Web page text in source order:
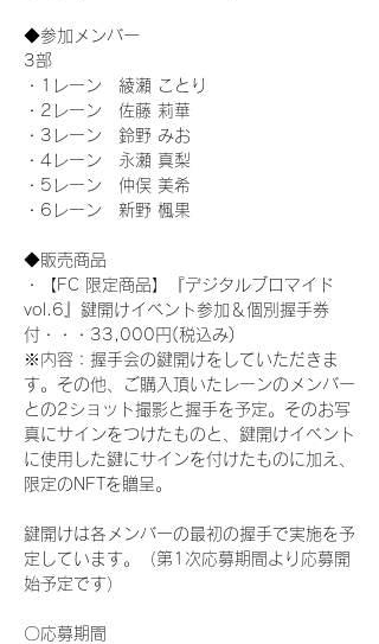
◆参加メンバー
3部
・1レーン　綾瀬 ことり
・2レーン　佐藤 莉華
・3レーン　鈴野 みお
・4レーン　永瀬 真梨
・5レーン　仲俣 美希
・6レーン　新野 楓果
◆販売商品
・【FC 限定商品】『デジタルブロマイド
vol.6』鍵開けイベント参加＆個別握手券
付・・・33,000円(税込み)
※内容：握手会の鍵開けをしていただきま
す。その他、ご購入頂いたレーンのメンバー
との2ショット撮影と握手を予定。そのお写
真にサインをつけたものと、鍵開けイベント
に使用した鍵にサインを付けたものに加え、
限定のNFTを贈呈。
鍵開けは各メンバーの最初の握手で実施を予
定しています。（第1次応募期間より応募開
始予定です）
〇応募期間